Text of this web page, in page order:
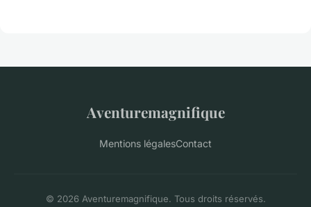
Aventuremagnifique
Mentions légalesContact
© 2026 Aventuremagnifique. Tous droits réservés.